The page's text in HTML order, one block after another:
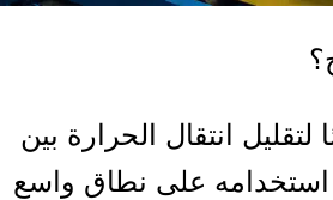
انتقال الحرارة بين
استخدامه على نطاق واسع